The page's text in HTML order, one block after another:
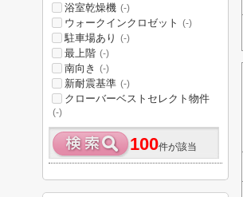
浴室乾燥機 (-)
ウォークインクロゼット (-)
駐車場あり (-)
最上階 (-)
南向き (-)
新耐震基準 (-)
クローバーベストセレクト物件
(-)
100件が該当